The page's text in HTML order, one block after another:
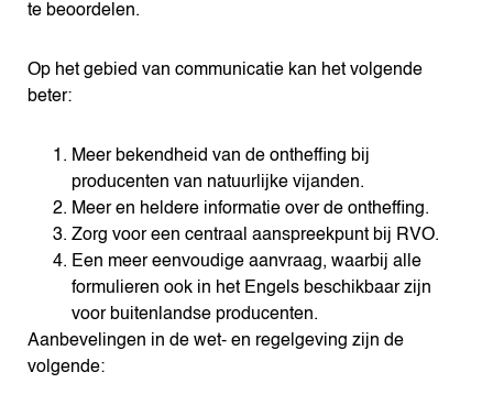
te beoordelen.
Op het gebied van communicatie kan het volgende
beter:
Meer bekendheid van de ontheffing bij
producenten van natuurlijke vijanden.
Meer en heldere informatie over de ontheffing.
Zorg voor een centraal aanspreekpunt bij RVO.
Een meer eenvoudige aanvraag, waarbij alle
formulieren ook in het Engels beschikbaar zijn
voor buitenlandse producenten.
Aanbevelingen in de wet- en regelgeving zijn de
volgende: